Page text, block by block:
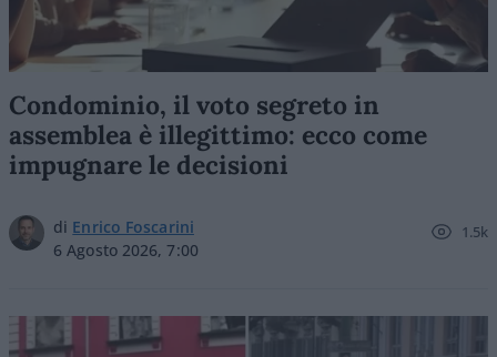
Condominio, il voto segreto in
assemblea è illegittimo: ecco come
impugnare le decisioni
di Enrico Foscarini
6 Agosto 2026, 7:00
1.5k